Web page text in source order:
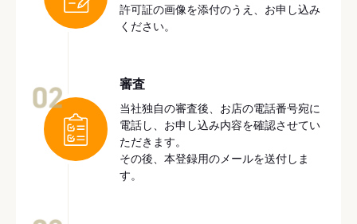
許可証の画像を添付のうえ、お申し込み
ください。
審査
当社独自の審査後、お店の電話番号宛に
電話し、お申し込み内容を確認させてい
ただきます。
その後、本登録用のメールを送付しま
す。